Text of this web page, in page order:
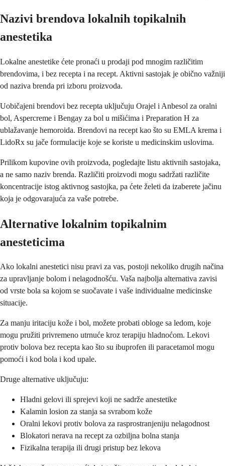
Nazivi brendova lokalnih topikalnih
anestetika
Lokalne anestetike ćete pronaći u prodaji pod mnogim različitim
brendovima, i bez recepta i na recept. Aktivni sastojak je obično važniji
od naziva brenda pri izboru proizvoda.
Uobičajeni brendovi bez recepta uključuju Orajel i Anbesol za oralni
bol, Aspercreme i Bengay za bol u mišićima i Preparation H za
ublažavanje hemoroida. Brendovi na recept kao što su EMLA krema i
LidoRx su jače formulacije koje se koriste u medicinskim uslovima.
Prilikom kupovine ovih proizvoda, pogledajte listu aktivnih sastojaka,
a ne samo naziv brenda. Različiti proizvodi mogu sadržati različite
koncentracije istog aktivnog sastojka, pa ćete želeti da izaberete jačinu
koja je odgovarajuća za vaše potrebe.
Alternative lokalnim topikalnim
anesteticima
Ako lokalni anestetici nisu pravi za vas, postoji nekoliko drugih načina
za upravljanje bolom i nelagodnošću. Vaša najbolja alternativa zavisi
od vrste bola sa kojom se suočavate i vaše individualne medicinske
situacije.
Za manju iritaciju kože i bol, možete probati obloge sa ledom, koje
mogu pružiti privremeno utrnuće kroz terapiju hladnoćom. Lekovi
protiv bolova bez recepta kao što su ibuprofen ili paracetamol mogu
pomoći i kod bola i kod upale.
Druge alternative uključuju:
Hladni gelovi ili sprejevi koji ne sadrže anestetike
Kalamin losion za stanja sa svrabom kože
Oralni lekovi protiv bolova za rasprostranjeniju nelagodnost
Blokatori nerava na recept za ozbiljna bolna stanja
Fizikalna terapija ili drugi pristup bez lekova